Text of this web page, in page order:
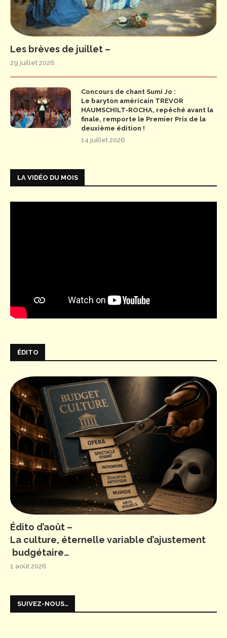
Les brèves de juillet –
29 juillet 2026
Concours de chant Sumi Jo :
Le baryton américain TREVOR
HAUMSCHILT-ROCHA, repêché avant la
finale, remporte le Premier Prix de la
deuxième édition !
14 juillet 2026
LA VIDÉO DU MOIS
ÉDITO
Édito d’août –
La culture, éternelle variable d’ajustement
budgétaire…
1 août 2026
SUIVEZ-NOUS…